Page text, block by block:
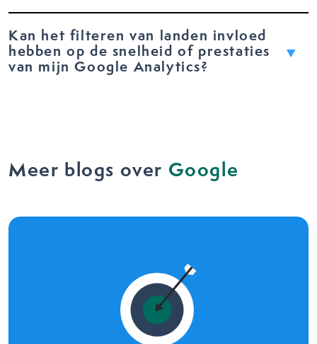
Kan het filteren van landen invloed
hebben op de snelheid of prestaties
van mijn Google Analytics?
Meer blogs over Google